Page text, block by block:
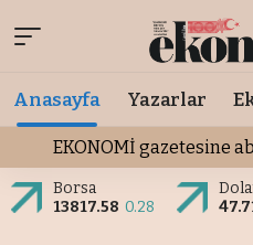
Anasayfa Yazarlar
EKONOMİ gazetesine
Borsa
13817.58 0.28